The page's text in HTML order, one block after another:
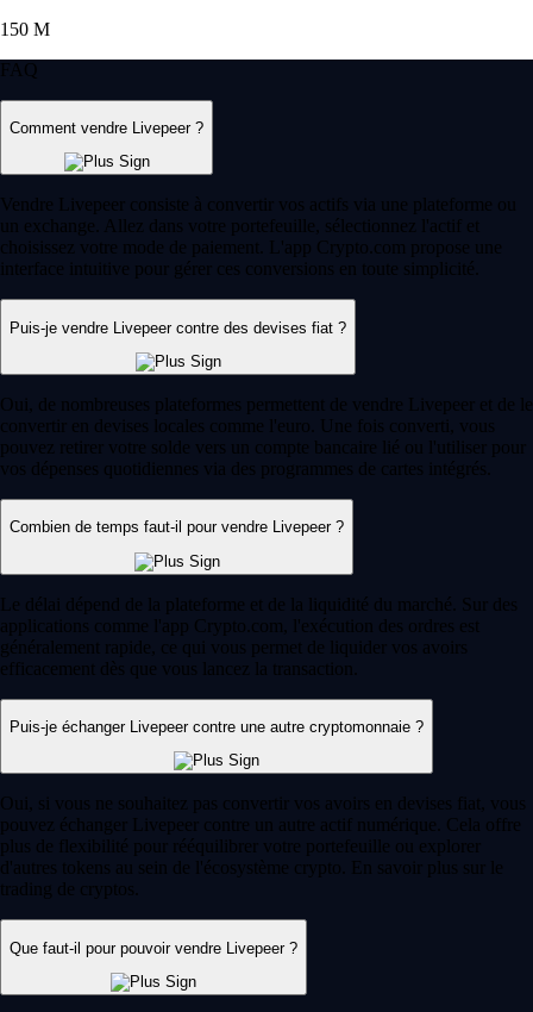
150 M
FAQ
Comment vendre Livepeer ?
Vendre Livepeer consiste à convertir vos actifs via une plateforme ou
un exchange. Allez dans votre portefeuille, sélectionnez l'actif et
choisissez votre mode de paiement. L'app Crypto.com propose une
interface intuitive pour gérer ces conversions en toute simplicité.
Puis-je vendre Livepeer contre des devises fiat ?
Oui, de nombreuses plateformes permettent de vendre Livepeer et de le
convertir en devises locales comme l'euro. Une fois converti, vous
pouvez retirer votre solde vers un compte bancaire lié ou l'utiliser pour
vos dépenses quotidiennes via des programmes de cartes intégrés.
Combien de temps faut-il pour vendre Livepeer ?
Le délai dépend de la plateforme et de la liquidité du marché. Sur des
applications comme l'app Crypto.com, l'exécution des ordres est
généralement rapide, ce qui vous permet de liquider vos avoirs
efficacement dès que vous lancez la transaction.
Puis-je échanger Livepeer contre une autre cryptomonnaie ?
Oui, si vous ne souhaitez pas convertir vos avoirs en devises fiat, vous
pouvez échanger Livepeer contre un autre actif numérique. Cela offre
plus de flexibilité pour rééquilibrer votre portefeuille ou explorer
d'autres tokens au sein de l'écosystème crypto. En savoir plus sur le
trading de cryptos.
Que faut-il pour pouvoir vendre Livepeer ?